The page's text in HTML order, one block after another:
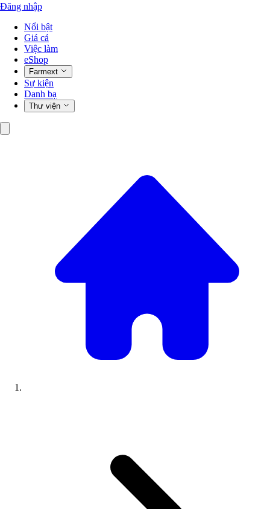
Đăng nhập
Nổi bật
Giá cả
Việc làm
eShop
Farmext
Sự kiện
Danh bạ
Thư viện